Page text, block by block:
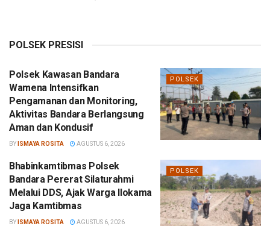
POLSEK PRESISI
POLSEK
Polsek Kawasan Bandara
Wamena Intensifkan
Pengamanan dan Monitoring,
Aktivitas Bandara Berlangsung
Aman dan Kondusif
BY ISMAYA ROSITA AGUSTUS 6, 2026
POLSEK
Bhabinkamtibmas Polsek
Bandara Pererat Silaturahmi
Melalui DDS, Ajak Warga Ilokama
Jaga Kamtibmas
BY ISMAYA ROSITA AGUSTUS 6, 2026